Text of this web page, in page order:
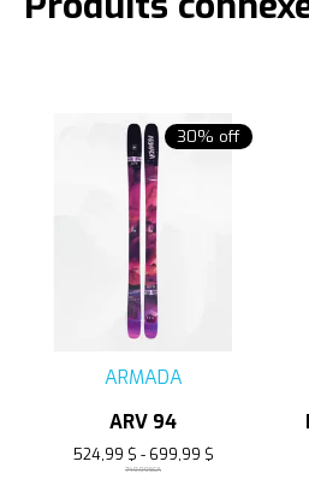
30% off
ARMADA
ARV 94
524,99 $ - 699,99 $
749,99$CA